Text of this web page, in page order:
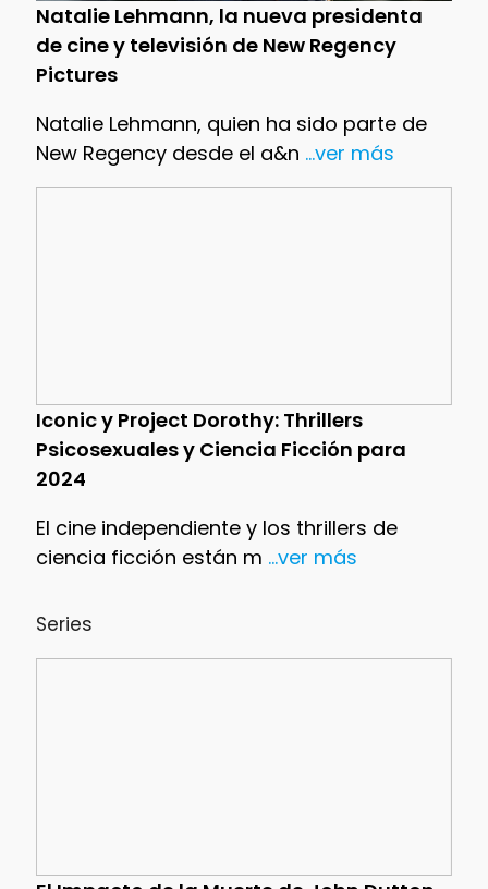
Natalie Lehmann, la nueva presidenta
de cine y televisión de New Regency
Pictures
Natalie Lehmann, quien ha sido parte de
New Regency desde el a&n ...ver más
Iconic y Project Dorothy: Thrillers
Psicosexuales y Ciencia Ficción para
2024
El cine independiente y los thrillers de
ciencia ficción están m ...ver más
Series